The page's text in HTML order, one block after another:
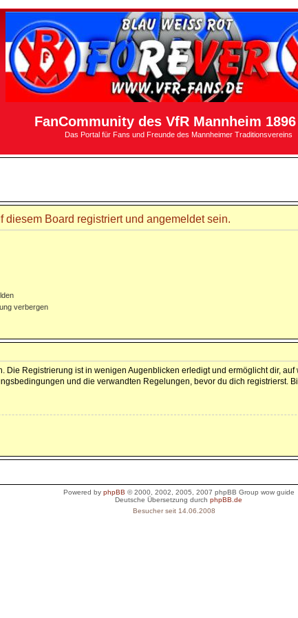
FanCommunity des VfR Mannheim 1896
Das Portal für Fans und Freunde des Mannheimer Traditionsvereins
Board registriert und angemeldet sein.
verbergen
Die Registrierung ist in wenigen Augenblicken erledigt und ermöglicht dir,
und die verwandten Regelungen, bevor du dich registrierst.
Powered by phpBB © 2000, 2002, 2005, 2007 phpBB Group wow guide
Deutsche Übersetzung durchphpBB.de
Besucher seit 14.06.2008